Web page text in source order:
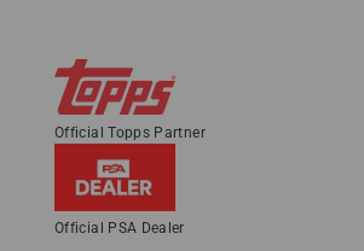
Official Topps Partner
Official PSA Dealer